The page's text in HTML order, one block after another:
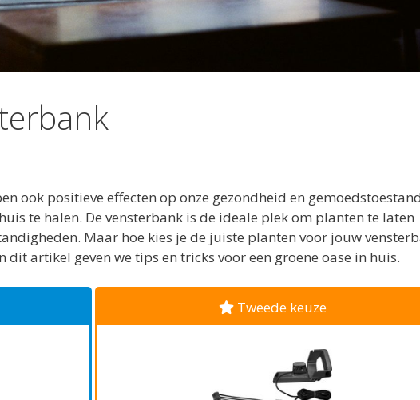
ook positieve effecten op onze gezondheid en
te halen. De vensterbank is de ideale plek om planten te laten
Maar hoe kies je de juiste planten voor jouw
dit artikel geven we tips en tricks voor een groene oase in huis.
Tweede keuze